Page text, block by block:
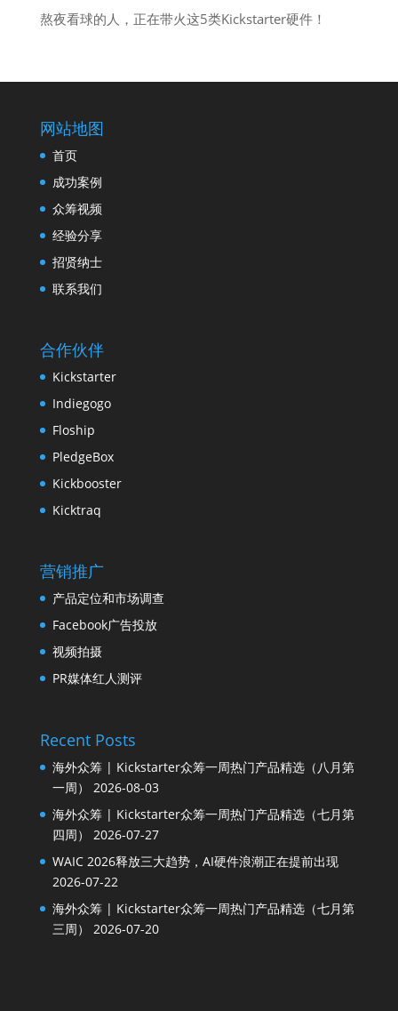
熬夜看球的人，正在带火这5类Kickstarter硬件！
网站地图
首页
成功案例
众筹视频
经验分享
招贤纳士
联系我们
合作伙伴
Kickstarter
Indiegogo
Floship
PledgeBox
Kickbooster
Kicktraq
营销推广
产品定位和市场调查
Facebook广告投放
视频拍摄
PR媒体红人测评
Recent Posts
海外众筹 | Kickstarter众筹一周热门产品精选（八月第
一周）
2026-08-03
海外众筹 | Kickstarter众筹一周热门产品精选（七月第
四周）
2026-07-27
WAIC 2026释放三大趋势，AI硬件浪潮正在提前出现
2026-07-22
海外众筹 | Kickstarter众筹一周热门产品精选（七月第
三周）
2026-07-20